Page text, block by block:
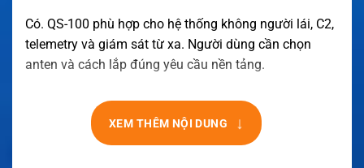
Có. QS-100 phù hợp cho hệ thống không người lái, C2,
telemetry và giám sát từ xa. Người dùng cần chọn
anten và cách lắp đúng yêu cầu nền tảng.
XEM THÊM NỘI DUNG ↓